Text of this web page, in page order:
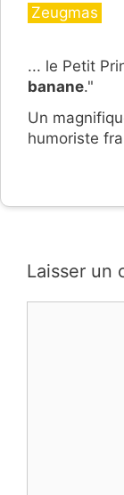
Catégories
Zeugmas
... le Petit
banane."
Un
humoriste
Laisser un